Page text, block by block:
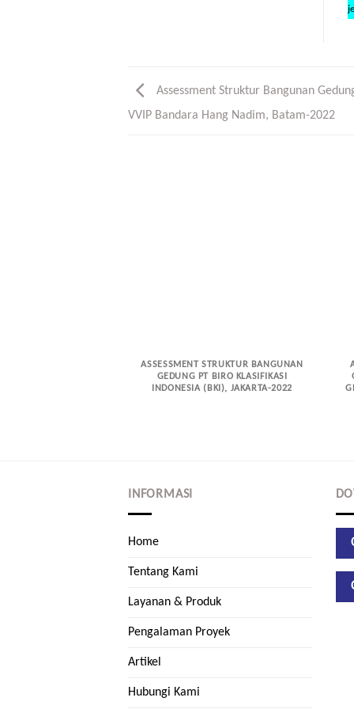
Assessment Struktur Bangunan
VVIP Bandara Hang Nadim, Batam-2022
ASSESSMENT STRUKTUR BANGUNAN
GEDUNG PT BIRO KLASIFIKASI
INDONESIA (BKI), JAKARTA-2022
INFORMASI
Home
Tentang Kami
Layanan & Produk
Pengalaman Proyek
Artikel
Hubungi Kami